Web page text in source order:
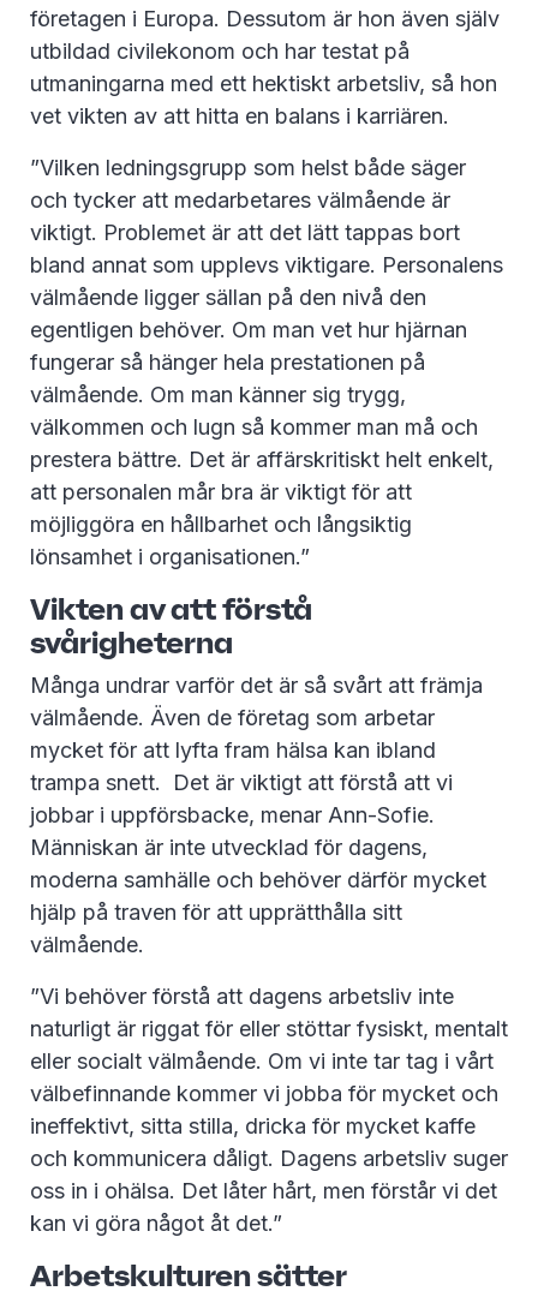
företagen i Europa. Dessutom är hon även själv
utbildad civilekonom och har testat på
utmaningarna med ett hektiskt arbetsliv, så hon
vet vikten av att hitta en balans i karriären.
”Vilken ledningsgrupp som helst både säger
och tycker att medarbetares välmående är
viktigt. Problemet är att det lätt tappas bort
bland annat som upplevs viktigare. Personalens
välmående ligger sällan på den nivå den
egentligen behöver. Om man vet hur hjärnan
fungerar så hänger hela prestationen på
välmående. Om man känner sig trygg,
välkommen och lugn så kommer man må och
prestera bättre. Det är affärskritiskt helt enkelt,
att personalen mår bra är viktigt för att
möjliggöra en hållbarhet och långsiktig
lönsamhet i organisationen.”
Vikten av att förstå
svårigheterna
Många undrar varför det är så svårt att främja
välmående. Även de företag som arbetar
mycket för att lyfta fram hälsa kan ibland
trampa snett. Det är viktigt att förstå att vi
jobbar i uppförsbacke, menar Ann-Sofie.
Människan är inte utvecklad för dagens,
moderna samhälle och behöver därför mycket
hjälp på traven för att upprätthålla sitt
välmående.
”Vi behöver förstå att dagens arbetsliv inte
naturligt är riggat för eller stöttar fysiskt, mentalt
eller socialt välmående. Om vi inte tar tag i vårt
välbefinnande kommer vi jobba för mycket och
ineffektivt, sitta stilla, dricka för mycket kaffe
och kommunicera dåligt. Dagens arbetsliv suger
oss in i ohälsa. Det låter hårt, men förstår vi det
kan vi göra något åt det.”
Arbetskulturen sätter